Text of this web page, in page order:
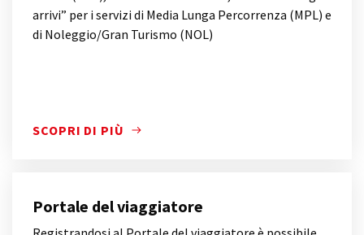
arrivi” per i servizi di Media Lunga Percorrenza (MPL) e
di Noleggio/Gran Turismo (NOL)
SCOPRI DI PIÙ
SCOPRI DI PIÙ
Portale del viaggiatore